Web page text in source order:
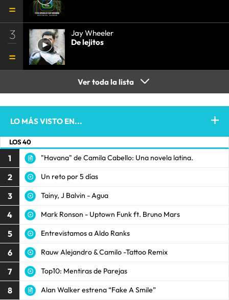
3
Jay Wheeler
De lejitos
Ver toda la lista
LO MÁS VISTO EN...
LOS 40
1 "Havana" de Camila Cabello: Una novela latina.
2 Un reto por 5 días
3 Tainy, J Balvin - Agua
4 Mark Ronson - Uptown Funk ft. Bruno Mars
5 Entrevistamos a Aldo Ranks
6 Rauw Alejandro & Camilo -Tattoo Remix
7 Top10: Mentiras de Parejas
8 Alan Walker estrena “Fake A Smile”